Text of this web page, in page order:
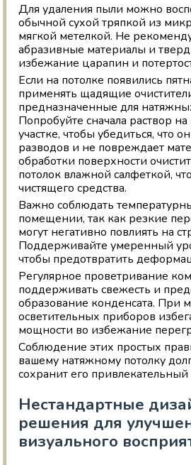
Для удаления пыли можно
обычной сухой тряпкой из
мягкой метелкой. Не
абразивные материалы и
избежание царапин и
Если на потолке появились
применять щадящие
предназначенные для
Попробуйте сначала раствор
участке, чтобы убедиться, что
разводов и не повреждает
обработки поверхности
потолок влажной салфеткой,
чистящего средства.
Важно соблюдать
помещении, так как резкие
могут негативно повлиять на
Поддерживайте умеренный
чтобы предотвратить
Регулярное проветривание
поддерживать свежесть и
образование конденсата. При
осветительных приборов
мощности во избежание
Соблюдение этих простых
вашему натяжному потолку
сохранит его
Нестандартные
решения для
визуального